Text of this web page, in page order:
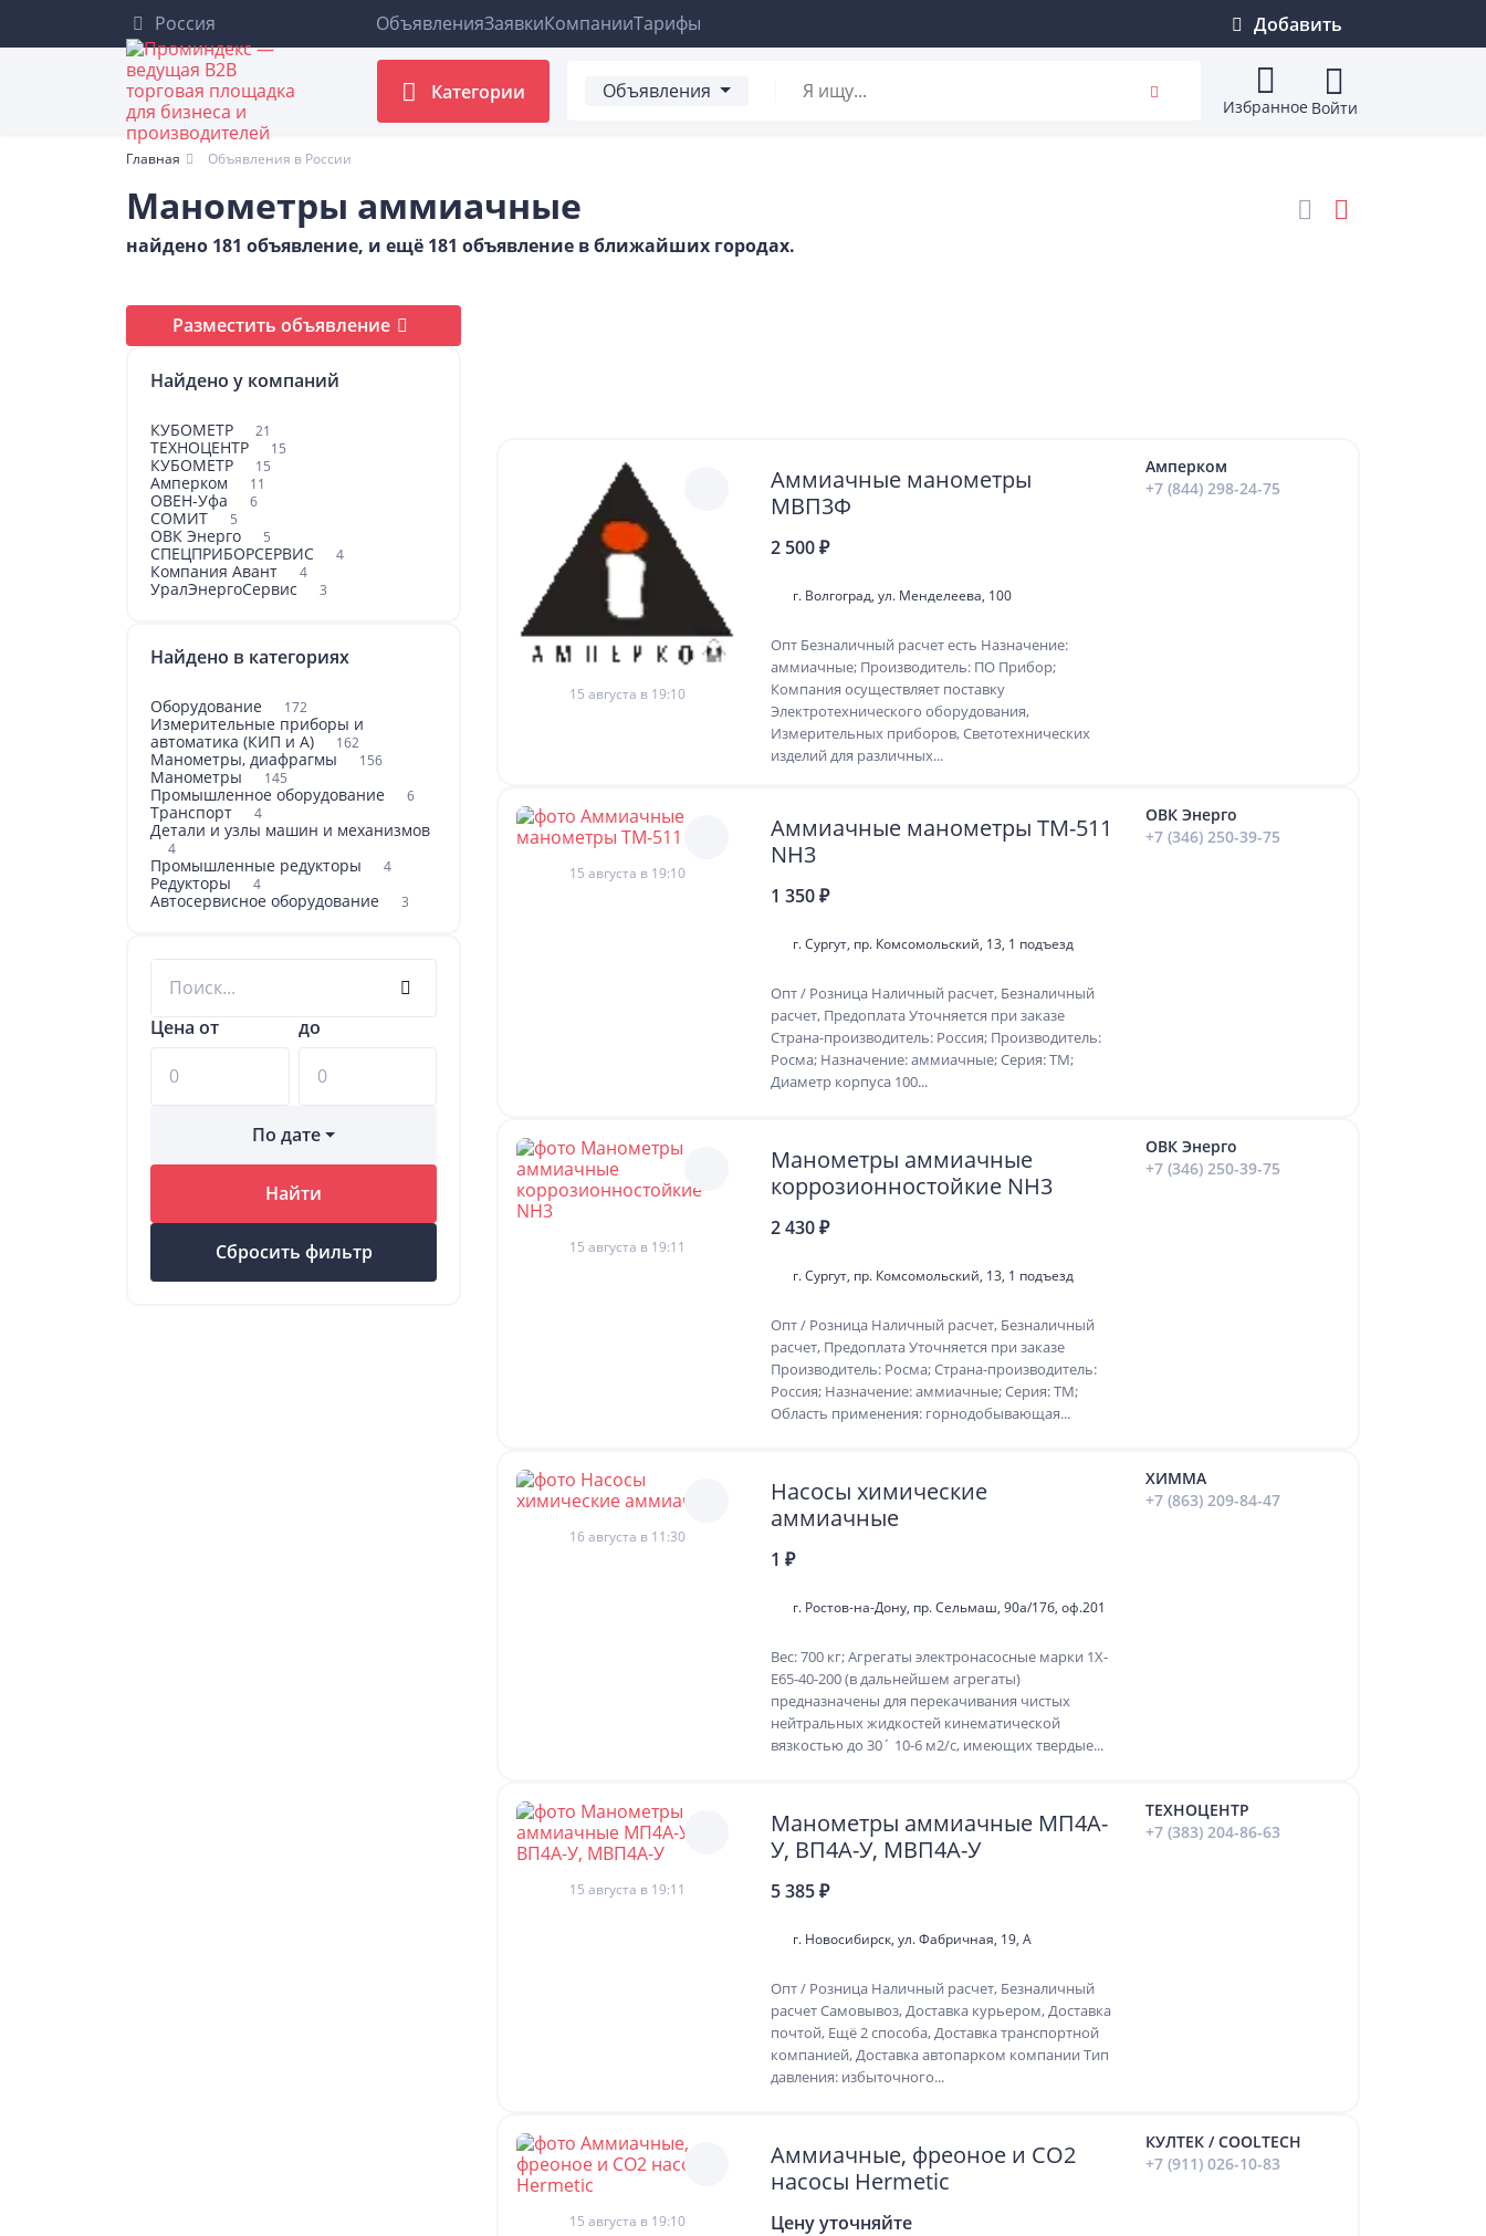
Россия ОбъявленияЗаявкиКомпанииТарифы Добавить
Категории Объявления
Избранное Войти
Главная Объявления в России
Манометры аммиачные
найдено 181 объявление, и ещё 181 объявление в ближайших городах.
Разместить объявление
Найдено у компаний
КУБОМЕТР 21
ТЕХНОЦЕНТР 15
КУБОМЕТР 15
Амперком 11
ОВЕН-Уфа 6
СОМИТ 5
ОВК Энерго 5
СПЕЦПРИБОРСЕРВИС 4
Компания Авант 4
УралЭнергоСервис 3
Найдено в категориях
Оборудование 172
Измерительные приборы и
автоматика (КИП и А)
162
Манометры, диафрагмы 156
Манометры 145
Промышленное оборудование 6
Транспорт 4
Детали и узлы машин и механизмов
4
Промышленные редукторы 4
Редукторы 4
Автосервисное оборудование 3
Цена от до
По дате
Найти
Сбросить фильтр
15 августа в 19:10
Аммиачные манометры
МВП3Ф
2 500 ₽
г. Волгоград, ул. Менделеева, 100
Опт Безналичный расчет есть Назначение:
аммиачные; Производитель: ПО Прибор;
Компания осуществляет поставку
Электротехнического оборудования,
Измерительных приборов, Светотехнических
изделий для различных...
Амперком
+7 (844) 298-24-75
15 августа в 19:10
Аммиачные манометры ТМ-511
NH3
1 350 ₽
г. Сургут, пр. Комсомольский, 13, 1 подъезд
Опт / Розница Наличный расчет, Безналичный
расчет, Предоплата Уточняется при заказе
Страна-производитель: Россия; Производитель:
Росма; Назначение: аммиачные; Серия: ТМ;
Диаметр корпуса 100...
ОВК Энерго
+7 (346) 250-39-75
15 августа в 19:11
Манометры аммиачные
коррозионностойкие NH3
2 430 ₽
г. Сургут, пр. Комсомольский, 13, 1 подъезд
Опт / Розница Наличный расчет, Безналичный
расчет, Предоплата Уточняется при заказе
Производитель: Росма; Страна-производитель:
Россия; Назначение: аммиачные; Серия: ТМ;
Область применения: горнодобывающая...
ОВК Энерго
+7 (346) 250-39-75
16 августа в 11:30
Насосы химические
аммиачные
1 ₽
г. Ростов-на-Дону, пр. Сельмаш, 90а/17б, оф.201
Вес: 700 кг; Агрегаты электронасосные марки 1Х-
Е65-40-200 (в дальнейшем агрегаты)
предназначены для перекачивания чистых
нейтральных жидкостей кинематической
вязкостью до 30´ 10-6 м2/с, имеющих твердые...
ХИММА
+7 (863) 209-84-47
15 августа в 19:11
Манометры аммиачные МП4А-
У, ВП4А-У, МВП4А-У
5 385 ₽
г. Новосибирск, ул. Фабричная, 19, А
Опт / Розница Наличный расчет, Безналичный
расчет Самовывоз, Доставка курьером, Доставка
почтой, Ещё 2 способа, Доставка транспортной
компанией, Доставка автопарком компании Тип
давления: избыточного...
ТЕХНОЦЕНТР
+7 (383) 204-86-63
15 августа в 19:10
Аммиачные, фреоное и CO2
насосы Hermetic
Цену уточняйте
КУЛТЕК / COOLTECH
+7 (911) 026-10-83